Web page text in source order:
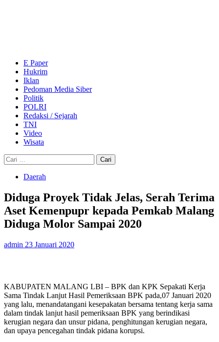
E Paper
Hukrim
Iklan
Pedoman Media Siber
Politik
POLRI
Redaksi / Sejarah
TNI
Video
Wisata
Cari
untuk:
Daerah
Diduga Proyek Tidak Jelas, Serah Terima
Aset Kemenpupr kepada Pemkab Malang
Diduga Molor Sampai 2020
admin 23 Januari 2020
KABUPATEN MALANG LBI – BPK dan KPK Sepakati Kerja
Sama Tindak Lanjut Hasil Pemeriksaan BPK pada,07 Januari 2020
yang lalu, menandatangani kesepakatan bersama tentang kerja sama
dalam tindak lanjut hasil pemeriksaan BPK yang berindikasi
kerugian negara dan unsur pidana, penghitungan kerugian negara,
dan upaya pencegahan tindak pidana korupsi.